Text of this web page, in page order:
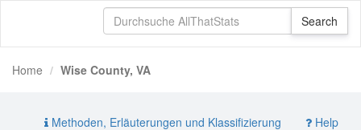
Home Wise County, VA
Methoden, Erläuterungen und Klassifizierung Help